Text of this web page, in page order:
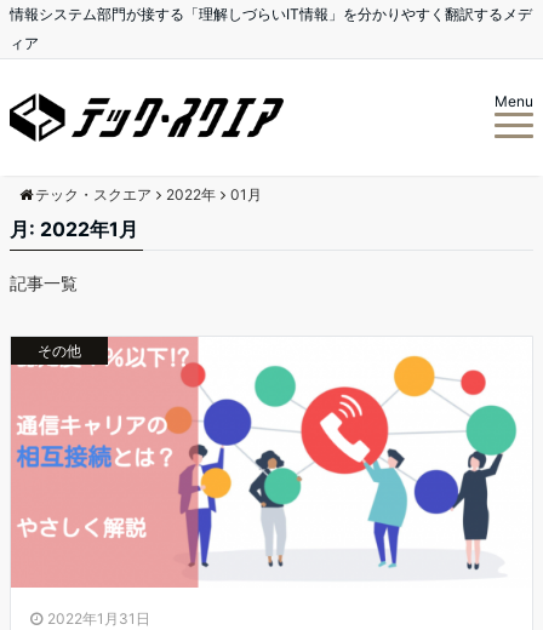
情報システム部門が接する「理解しづらいIT情報」を分かりやすく翻訳するメデ
ィア
Menu
テック・スクエア 2022年 01月
月: 2022年1月
記事一覧
その他
2022年1月31日